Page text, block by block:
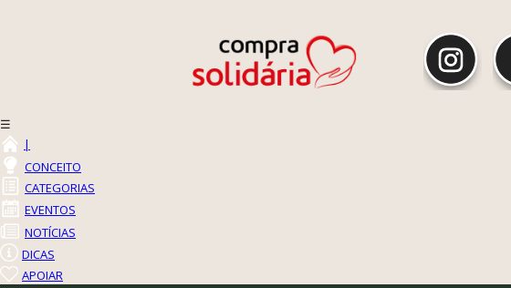
☰
|
CONCEITO
CATEGORIAS
EVENTOS
NOTÍCIAS
DICAS
APOIAR